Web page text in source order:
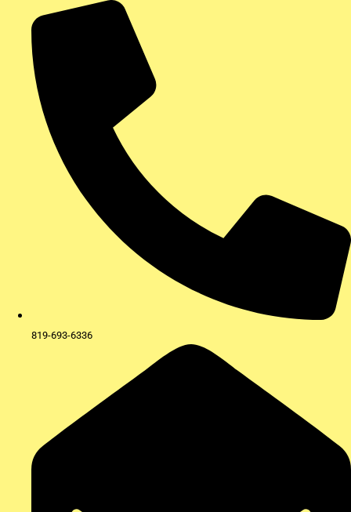
contenu
819-693-6336